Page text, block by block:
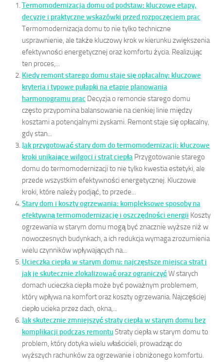
Termomodernizacja domu od podstaw: kluczowe etapy,
decyzje i praktyczne wskazówki przed rozpoczęciem prac
Termomodernizacja domu to nie tylko techniczne
usprawnienie, ale także kluczowy krok w kierunku zwiększenia
efektywności energetycznej oraz komfortu życia. Realizując
ten proces,...
Kiedy remont starego domu staje się opłacalny: kluczowe
kryteria i typowe pułapki na etapie planowania
harmonogramu prac Decyzja o remoncie starego domu
często przypomina balansowanie na cienkiej linie między
kosztami a potencjalnymi zyskami. Remont staje się opłacalny,
gdy stan...
Jak przygotować stary dom do termomodernizacji: kluczowe
kroki unikające wilgoci i strat ciepła Przygotowanie starego
domu do termomodernizacji to nie tylko kwestia estetyki, ale
przede wszystkim efektywności energetycznej. Kluczowe
kroki, które należy podjąć, to przede...
Stary dom i koszty ogrzewania: kompleksowe sposoby na
efektywną termomodernizację i oszczędności energii Koszty
ogrzewania w starym domu mogą być znacznie wyższe niż w
nowoczesnych budynkach, a ich redukcja wymaga zrozumienia
wielu czynników wpływających na...
Ucieczka ciepła w starym domu: najczęstsze miejsca strat i
jak je skutecznie zlokalizować oraz ograniczyćW starych
domach ucieczka ciepła może być poważnym problemem,
który wpływa na komfort oraz koszty ogrzewania. Najczęściej
ciepło ucieka przez dach, okna,...
Jak skutecznie zmniejszyć straty ciepła w starym domu bez
komplikacji podczas remontuStraty ciepła w starym domu to
problem, który dotyka wielu właścicieli, prowadząc do
wyższych rachunków za ogrzewanie i obniżonego komfortu.